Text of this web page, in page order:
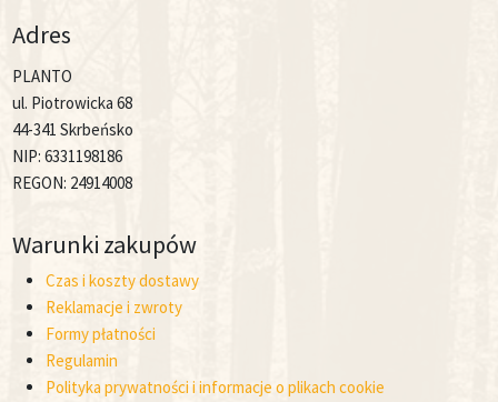
Adres
PLANTO
ul. Piotrowicka 68
44-341 Skrbeńsko
NIP: 6331198186
REGON: 24914008
Warunki zakupów
Czas i koszty dostawy
Reklamacje i zwroty
Formy płatności
Regulamin
Polityka prywatności i informacje o plikach cookie